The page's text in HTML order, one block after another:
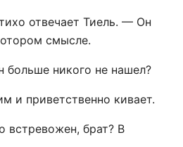
отвечает Тиель. — Он
смысле.
никого не нашел?
и приветственно кивает.
брат? В